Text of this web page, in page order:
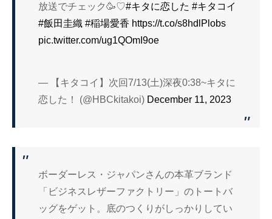
放送でチェック🥳♡#キタに恋した #キタコイ
#飯田圭織 #稲場愛香 https://t.co/s8hdlPlobs
pic.twitter.com/ug1QOmI9oe
— 【キタコイ】次回7/13(土)深夜0:38~キタに
恋した！ (@HBCkitakoi) December 11, 2023
ボーダーレス・ジャパンさんの本革ブランド
「ビジネスレザーファクトリー」のトートバ
ッグをゲット。底のつくりがしっかりしてい